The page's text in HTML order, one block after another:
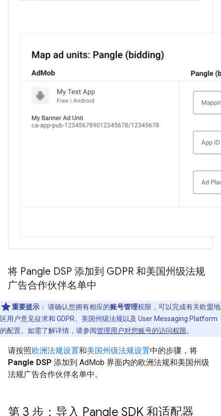
将 Pangle DSP 添加到 GDPR 和美国州级法规
广告合作伙伴名单中
重要提示 ： 请确认您拥有相应的账号管理权限，可以完成有关欧盟地
区用户意见征求和 GDPR、美国州级法规以及 User Messaging Platform
的配置。如需了解详情，请参阅管理用户对您账号的访问权限。
请按照欧洲法规设置和美国州级法规设置中的步骤，将
Pangle DSP 添加到 AdMob 界面内的欧洲法规和美国州级
法规广告合作伙伴名单中。
第 3 步：导入 Pangle SDK 和适配器